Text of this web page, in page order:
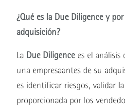
¿Qué es la Due Diligence y
adquisición?
La Due Diligencees el análisis
una empresaantes de su
es identificar riesgos, validar
proporcionada por los